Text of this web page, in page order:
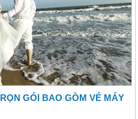
GÓI BAO GỒM VÉ MÁY